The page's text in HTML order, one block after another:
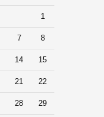
1
7 8
14 15
21 22
28 29